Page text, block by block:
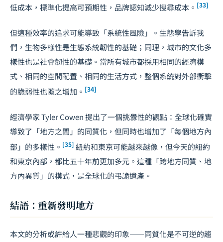
低成本，標準化提高可預期性，品牌認知減少搜尋成本。 [33]
但這種效率的追求可能導致「系統性風險」。生態學告訴我
們，生物多樣性是生態系統韌性的基礎；同理，城市的文化多
樣性也是社會韌性的基礎。當所有城市都採用相同的經濟模
式、相同的空間配置、相同的生活方式，整個系統對外部衝擊
的脆弱性也隨之增加。 [34]
經濟學家 Tyler Cowen 提出了一個挑釁性的觀點：全球化確實
導致了「地方之間」的同質化，但同時也增加了「每個地方內
部」的多樣性。 [35] 紐約和東京可能越來越像，但今天的紐約
和東京內部，都比五十年前更加多元。這種「跨地方同質、地
方內異質」的模式，是全球化的弔詭遺產。
結語：重新發明地方
本文的分析或許給人一種悲觀的印象——同質化是不可逆的趨